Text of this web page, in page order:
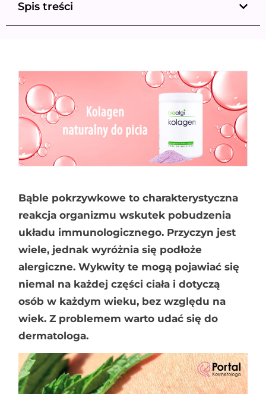
Spis treści
Bąble pokrzywkowe to charakterystyczna
reakcja organizmu wskutek pobudzenia
układu immunologicznego. Przyczyn jest
wiele, jednak wyróżnia się podłoże
alergiczne. Wykwity te mogą pojawiać się
niemal na każdej części ciała i dotyczą
osób w każdym wieku, bez względu na
wiek. Z problemem warto udać się do
dermatologa.